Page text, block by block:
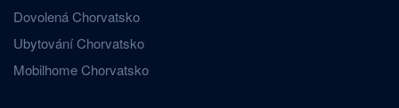
Dovolená Chorvatsko
Ubytování Chorvatsko
Mobilhome Chorvatsko